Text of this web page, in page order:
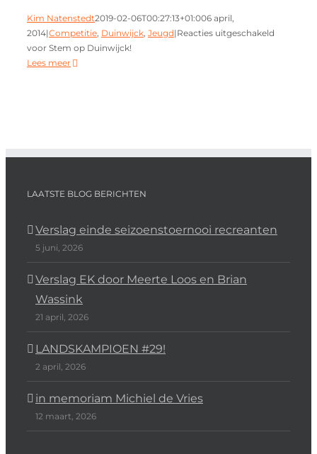
Kim Natenstedt2019-02-06T00:27:13+01:006 april,
2014|Competitie, Duinwijck, Jeugd|Reacties uitgeschakeld
voor Stem op Duinwijck!
Lees meer
LAATSTE BLOG BERICHTEN
Verslag einde seizoenstoernooi recreanten
5 juni, 2026
Verslag EK door Meerte Loos en Brian
Wassink
21 april, 2026
LANDSKAMPIOEN #29!
2 april, 2026
in memoriam Michiel de Vries
12 maart, 2026